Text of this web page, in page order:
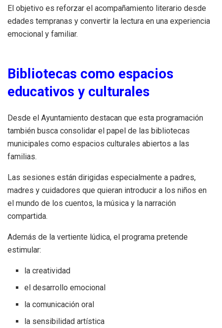
El objetivo es reforzar el acompañamiento literario desde
edades tempranas y convertir la lectura en una experiencia
emocional y familiar.
Bibliotecas como espacios
educativos y culturales
Desde el Ayuntamiento destacan que esta programación
también busca consolidar el papel de las bibliotecas
municipales como espacios culturales abiertos a las
familias.
Las sesiones están dirigidas especialmente a padres,
madres y cuidadores que quieran introducir a los niños en
el mundo de los cuentos, la música y la narración
compartida.
Además de la vertiente lúdica, el programa pretende
estimular:
la creatividad
el desarrollo emocional
la comunicación oral
la sensibilidad artística